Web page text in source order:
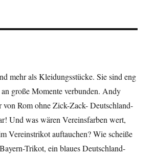
mehr als Kleidungsstücke. Sie sind eng
große Momente verbunden. Andy
von Rom ohne Zick-Zack- Deutschland-
Und was wären Vereinsfarben wert,
Vereinstrikot auftauchen? Wie scheiße
Trikot, ein blaues Deutschland-